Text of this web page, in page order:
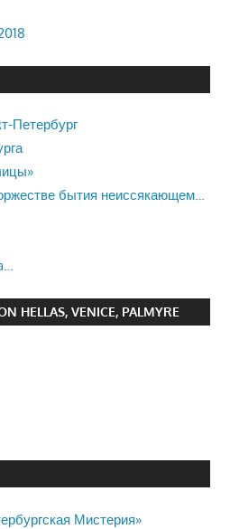
Петербург
бытия неиссякающем…
HELLAS, VENICE, PALMYRE
Мистерия»